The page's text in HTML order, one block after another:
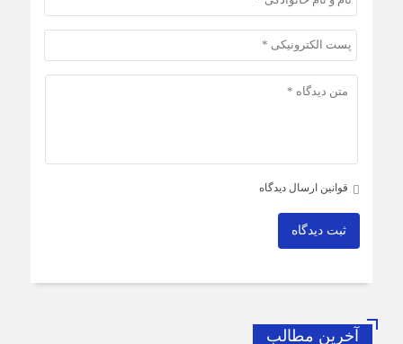
قوانین ارسال دیدگاه
ثبت دیدگاه
آخرین مطالب